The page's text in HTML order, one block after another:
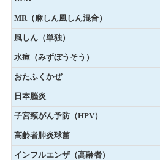
MR（麻しん風しん混合）
風しん（単独）
水痘（みずぼうそう）
おたふくかぜ
日本脳炎
子宮頸がん予防（HPV）
高齢者肺炎球菌
インフルエンザ（高齢者）